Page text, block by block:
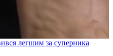
легшим за суперника